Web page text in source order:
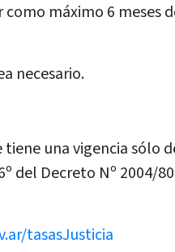
máximo 6 meses
necesario.
una vigencia sólo
del Decreto Nº 2004/80
tasasJusticia